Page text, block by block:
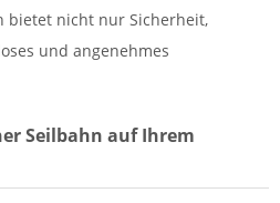
bietet nicht nur Sicherheit,
und angenehmes
Seilbahn auf Ihrem